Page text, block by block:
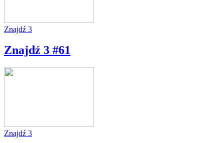
Znajdź 3
Znajdź 3 #61
Znajdź 3